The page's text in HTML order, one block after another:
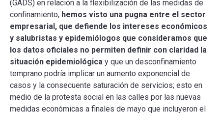
(GADS) en relación a la flexibilización de las medidas de
confinamiento, hemos visto una pugna entre el sector
empresarial, que defiende los intereses económicos
y salubristas y epidemiólogos que consideramos que
los datos oficiales no permiten definir con claridad la
situación epidemiológica y que un desconfinamiento
temprano podría implicar un aumento exponencial de
casos y la consecuente saturación de servicios; esto en
medio de la protesta social en las calles por las nuevas
medidas económicas a finales de mayo que incluyeron el